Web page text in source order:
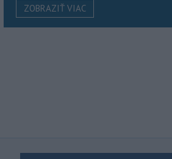
ZOBRAZIŤ VIAC